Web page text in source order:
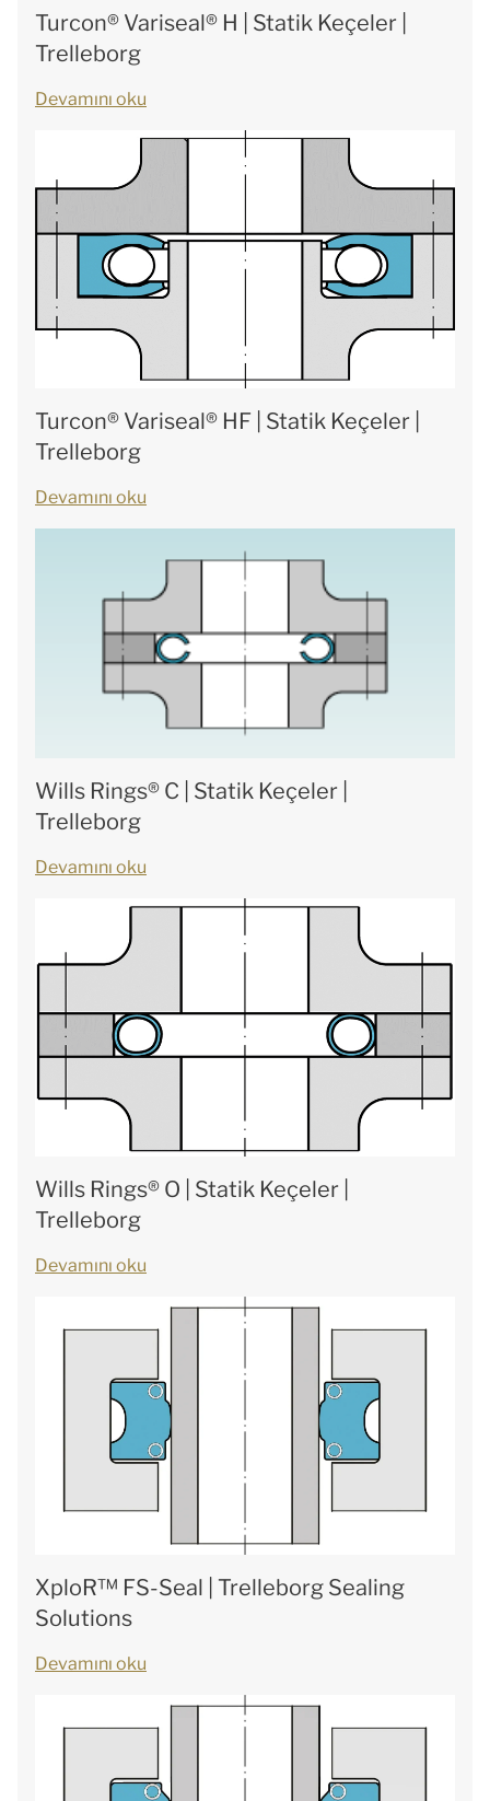
Turcon® Variseal® H | Statik Keçeler |
Trelleborg
Devamını oku
Turcon® Variseal® HF | Statik Keçeler |
Trelleborg
Devamını oku
Wills Rings® C | Statik Keçeler |
Trelleborg
Devamını oku
Wills Rings® O | Statik Keçeler |
Trelleborg
Devamını oku
XploR™ FS-Seal | Trelleborg Sealing
Solutions
Devamını oku